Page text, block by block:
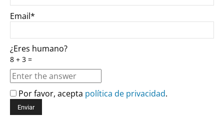
Email*
¿Eres humano?
8 + 3 =
Por favor, acepta política de privacidad.